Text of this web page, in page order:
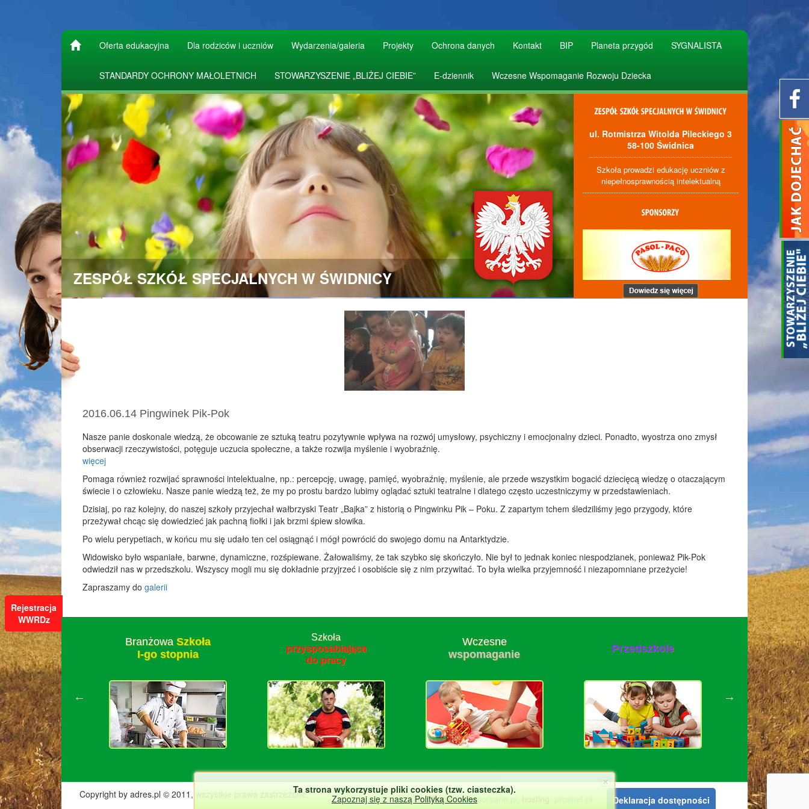
Oferta edukacyjna Dla rodziców i uczniów Wydarzenia/galeria Projekty Ochrona danych Kontakt BIP Planeta przygód SYGNALISTA
STANDARDY OCHRONY MAŁOLETNICH STOWARZYSZENIE „BLIŻEJ CIEBIE” E-dziennik Wczesne Wspomaganie Rozwoju Dziecka
Rejestracja
WWRDz
ZESPÓŁ SZKÓŁ SPECJALNYCH W ŚWIDNICY
ul. Rotmistrza Witolda Pileckiego 3
58-100 Świdnica
Szkoła prowadzi edukację uczniów z
niepełnosprawnością intelektualną
2016.06.14 Pingwinek Pik-Pok
Nasze panie doskonale wiedzą, że obcowanie ze sztuką teatru pozytywnie wpływa na rozwój umysłowy, psychiczny i emocjonalny dzieci. Ponadto, wyostrza ono zmysł
obserwacji rzeczywistości, potęguje uczucia społeczne, a także rozwija myślenie i wyobraźnię.
więcej
Pomaga również rozwijać sprawności intelektualne, np.: percepcję, uwagę, pamięć, wyobraźnię, myślenie, ale przede wszystkim bogacić dziecięcą wiedzę o otaczającym
świecie i o człowieku. Nasze panie wiedzą też, że my po prostu bardzo lubimy oglądać sztuki teatralne i dlatego często uczestniczymy w przedstawieniach.
Dzisiaj, po raz kolejny, do naszej szkoły przyjechał wałbrzyski Teatr „Bajka” z historią o Pingwinku Pik – Poku. Z zapartym tchem śledziliśmy jego przygody, które
przeżywał chcąc się dowiedzieć jak pachną fiołki i jak brzmi śpiew słowika.
Po wielu perypetiach, w końcu mu się udało ten cel osiągnąć i mógł powrócić do swojego domu na Antarktydzie.
Widowisko było wspaniałe, barwne, dynamiczne, rozśpiewane. Żałowaliśmy, że tak szybko się skończyło. Nie był to jednak koniec niespodzianek, ponieważ Pik-Pok
odwiedził nas w przedszkolu. Wszyscy mogli mu się dokładnie przyjrzeć i osobiście się z nim przywitać. To była wielka przyjemność i niezapomniane przeżycie!
Zapraszamy do galerii
Branżowa Szkoła
I-go stopnia
Szkoła
przysposabiająca
do pracy
Wczesne
wspomaganie
Przedszkole
Copyright by adres.pl © 2011, wszystkie prawa zastrzeżone. Realizacja:www.corsario.pl , hosting: prosnet.pl Deklaracja dostępności
Ta strona wykorzystuje pliki cookies (tzw. ciasteczka).
Zapoznaj się z naszą Polityką Cookies